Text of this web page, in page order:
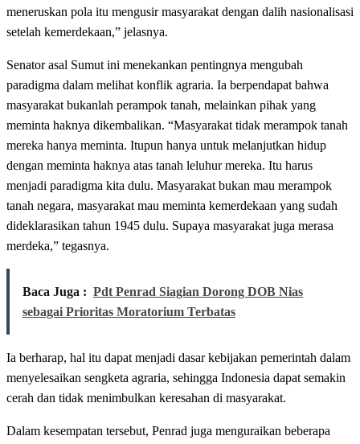
meneruskan pola itu mengusir masyarakat dengan dalih nasionalisasi
setelah kemerdekaan,” jelasnya.
Senator asal Sumut ini menekankan pentingnya mengubah
paradigma dalam melihat konflik agraria. Ia berpendapat bahwa
masyarakat bukanlah perampok tanah, melainkan pihak yang
meminta haknya dikembalikan. “Masyarakat tidak merampok tanah
mereka hanya meminta. Itupun hanya untuk melanjutkan hidup
dengan meminta haknya atas tanah leluhur mereka. Itu harus
menjadi paradigma kita dulu. Masyarakat bukan mau merampok
tanah negara, masyarakat mau meminta kemerdekaan yang sudah
dideklarasikan tahun 1945 dulu. Supaya masyarakat juga merasa
merdeka,” tegasnya.
Baca Juga : Pdt Penrad Siagian Dorong DOB Nias
sebagai Prioritas Moratorium Terbatas
Ia berharap, hal itu dapat menjadi dasar kebijakan pemerintah dalam
menyelesaikan sengketa agraria, sehingga Indonesia dapat semakin
cerah dan tidak menimbulkan keresahan di masyarakat.
Dalam kesempatan tersebut, Penrad juga menguraikan beberapa